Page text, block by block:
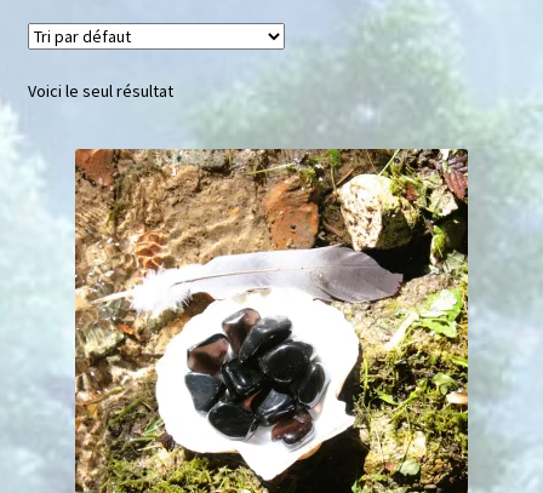
Pendentifs sifflet et fioles
Mini géodes
Bougies lithothérapie
Packs
Carte Cadeau
Qui suis-je ?
Avis clients
Mon compte
Voici le seul résultat